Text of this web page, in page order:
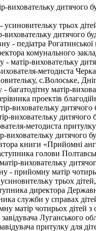
дитячого
трьох
дитячого
Рогатинської
комунального
виховательку
методиста
с.Волоське,
матір-
проектів
дитячого
дитячого
методиста притулку
дитячого
книги «Прийомні
голови
виховательку
прийомну матір
трьох дітей,
директора
служби у справах
матір чотирьох дітей з
Луганського
притулку для